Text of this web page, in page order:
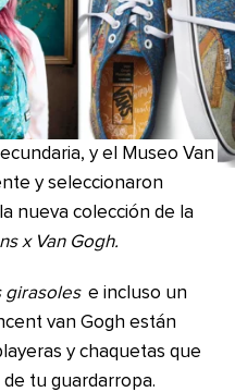
y el Museo Van
y seleccionaron
nueva colección de la
x Van Gogh.
girasoles e incluso un
van Gogh están
y chaquetas que
tu guardarropa.